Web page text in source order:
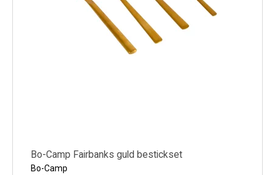
Bo-Camp Fairbanks guld bestickset
Bo-Camp